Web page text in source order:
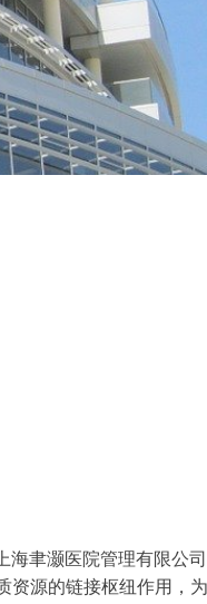
海聿灏医院管理有限公
资源的链接枢纽作用，